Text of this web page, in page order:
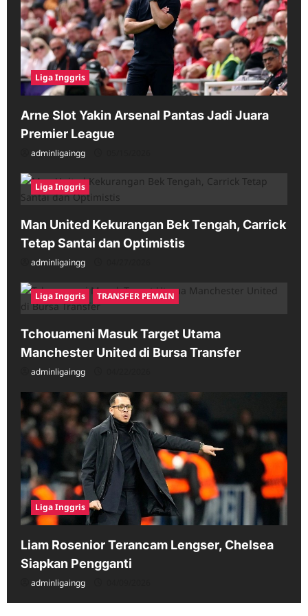
Liga Inggris
Arne Slot Yakin Arsenal Pantas Jadi Juara
Premier League
adminligaingg
Liga Inggris
Man United Kekurangan Bek Tengah, Carrick
Tetap Santai dan Optimistis
adminligaingg
Liga Inggris TRANSFER PEMAIN
Tchouameni Masuk Target Utama
Manchester United di Bursa Transfer
adminligaingg
Liga Inggris
Liam Rosenior Terancam Lengser, Chelsea
Siapkan Pengganti
adminligaingg